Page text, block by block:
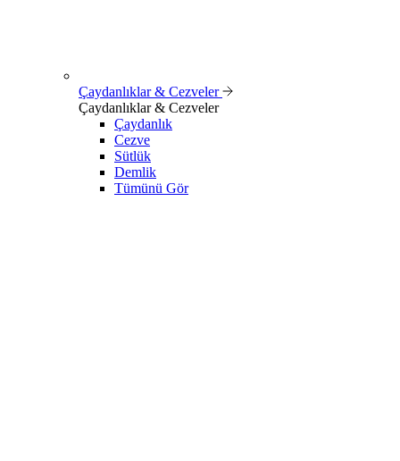
Çaydanlıklar & Cezveler
Çaydanlıklar & Cezveler
Çaydanlık
Cezve
Sütlük
Demlik
Tümünü Gör